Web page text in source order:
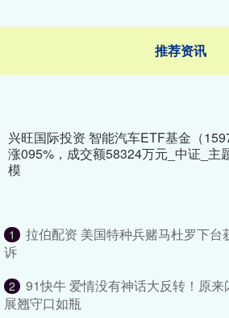
推荐资讯
兴旺国际投资 智能汽车ETF基金（
涨095%，成交额58324万元_中证_主
模
1
拉伯配资 美国特种兵赌马杜罗下台
诉
2
91快牛 爱情没有神话大反转！原
展翘守口如瓶